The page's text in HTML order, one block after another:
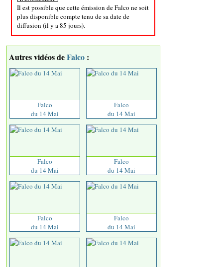
Il est possible que cette émission de Falco ne soit
plus disponible compte tenu de sa date de
diffusion (il y a 85 jours).
Autres vidéos deFalco :
Falco
du 14 Mai
Falco
du 14 Mai
Falco
du 14 Mai
Falco
du 14 Mai
Falco
du 14 Mai
Falco
du 14 Mai